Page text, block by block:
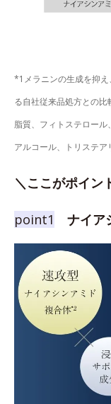
*1メラニンの生成を抑
る自社従来品処方との
脂質、フィトステロー
アルコール、トリステ
＼ここがポイン
point1 ナイア